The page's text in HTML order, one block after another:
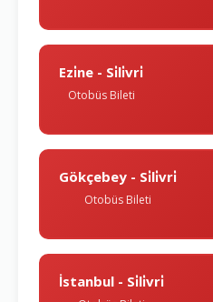
Ezi̇ne - Si̇li̇vri̇
Otobüs Bileti
Gökçebey - Si̇li̇vri̇
Otobüs Bileti
İstanbul - Si̇li̇vri̇